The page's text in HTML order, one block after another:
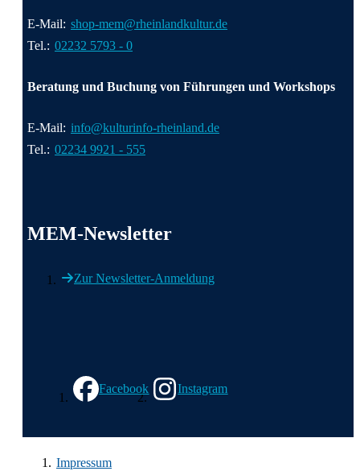
E-Mail: shop-mem@rheinlandkultur.de
Tel.: 02232 5793 - 0
Beratung und Buchung von Führungen und Workshops
E-Mail: info@kulturinfo-rheinland.de
Tel.: 02234 9921 - 555
MEM-Newsletter
Zur Newsletter-Anmeldung
Facebook
Instagram
Impressum